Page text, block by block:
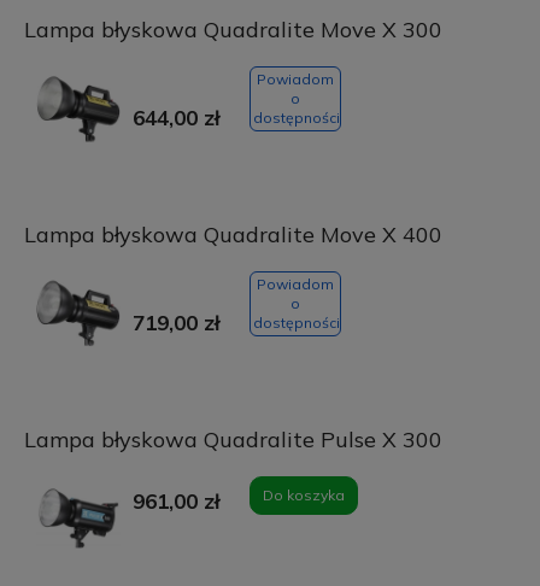
Lampa błyskowa Quadralite Move X 300
644,00 zł
Powiadom
o
dostępności
Lampa błyskowa Quadralite Move X 400
719,00 zł
Powiadom
o
dostępności
Lampa błyskowa Quadralite Pulse X 300
961,00 zł Do koszyka